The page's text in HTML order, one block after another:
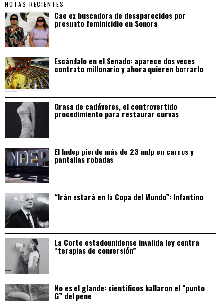
NOTAS RECIENTES
Cae ex buscadora de desaparecidos por
presunto feminicidio en Sonora
Escándalo en el Senado: aparece dos veces
contrato millonario y ahora quieren borrarlo
Grasa de cadáveres, el controvertido
procedimiento para restaurar curvas
El Indep pierde más de 23 mdp en carros y
pantallas robadas
“Irán estará en la Copa del Mundo”: Infantino
La Corte estadounidense invalida ley contra
“terapias de conversión”
No es el glande: científicos hallaron el “punto
G” del pene